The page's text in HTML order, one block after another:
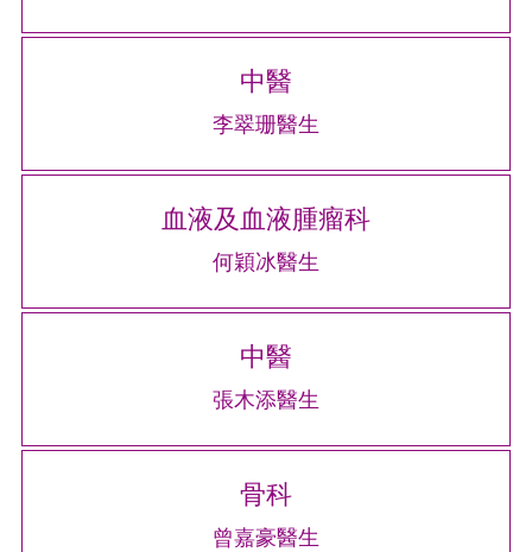
中醫
李翠珊醫生
血液及血液腫瘤科
何穎冰醫生
中醫
張木添醫生
骨科
曾嘉豪醫生